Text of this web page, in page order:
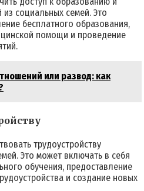
социальных семей. Это
бесплатного образования,
помощи и проведение
или развод: как
трудоустройству
Это может включать в себя
обучения, предоставление
и создание новых